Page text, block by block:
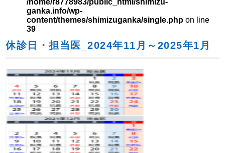
/home/r8778983/public_html/shimizu-
ganka.info/wp-
content/themes/shimizuganka/single.php on line
39
休診日・担当医_2024年11月～2025年1月